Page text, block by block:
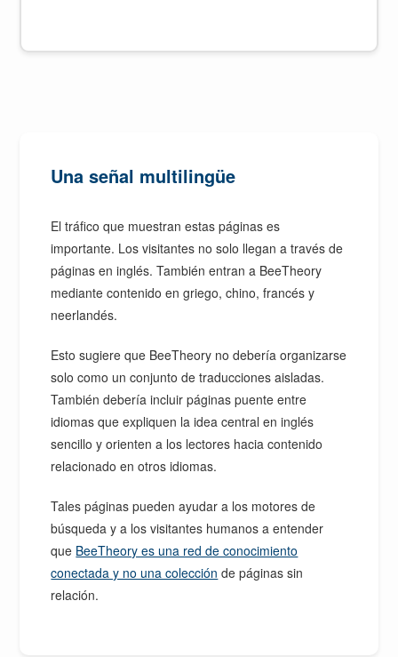
Una señal multilingüe
El tráfico que muestran estas páginas es
importante. Los visitantes no solo llegan a través de
páginas en inglés. También entran a BeeTheory
mediante contenido en griego, chino, francés y
neerlandés.
Esto sugiere que BeeTheory no debería organizarse
solo como un conjunto de traducciones aisladas.
También debería incluir páginas puente entre
idiomas que expliquen la idea central en inglés
sencillo y orienten a los lectores hacia contenido
relacionado en otros idiomas.
Tales páginas pueden ayudar a los motores de
búsqueda y a los visitantes humanos a entender
que BeeTheory es una red de conocimiento
conectada y no una colección de páginas sin
relación.